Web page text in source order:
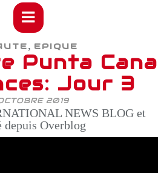
, EPIQUE
Punta Cana
Jour 3
2019
NEWS BLOG et
depuis Overblog